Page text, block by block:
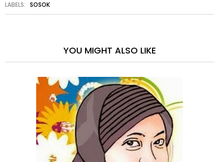
LABELS: SOSOK
YOU MIGHT ALSO LIKE